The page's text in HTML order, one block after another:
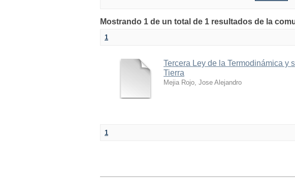
Mostrando 1 de un total de 1 resultados de la
1
Tercera Ley de la Termodinámica y
Tierra
Mejia Rojo, Jose Alejandro
1